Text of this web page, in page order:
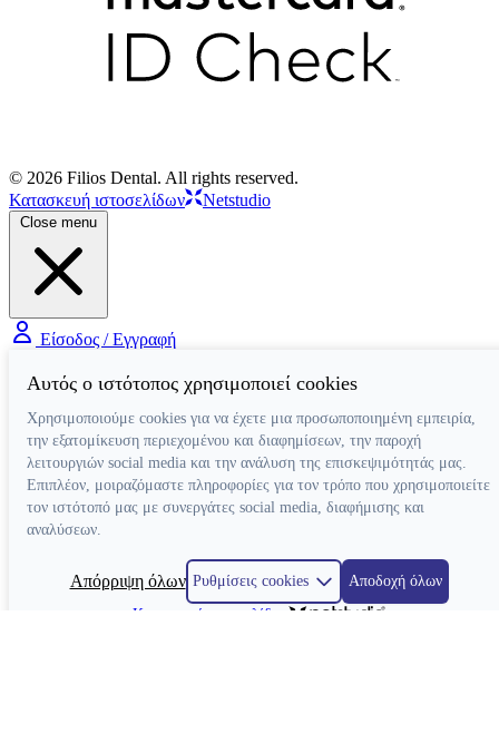
© 2026 Filios Dental. All rights reserved.
Κατασκευή ιστοσελίδων
Netstudio
Close menu
Είσοδος / Εγγραφή
Αυτός ο ιστότοπος χρησιμοποιεί cookies
Χρησιμοποιούμε cookies για να έχετε μια προσωποποιημένη εμπειρία,
την εξατομίκευση περιεχομένου και διαφημίσεων, την παροχή
λειτουργιών social media και την ανάλυση της επισκεψιμότητάς μας.
Επιπλέον, μοιραζόμαστε πληροφορίες για τον τρόπο που χρησιμοποιείτε
τον ιστότοπό μας με συνεργάτες social media, διαφήμισης και
αναλύσεων.
Απόρριψη όλων Ρυθμίσεις cookies
Αποδοχή όλων
Κατασκευή ιστοσελίδων